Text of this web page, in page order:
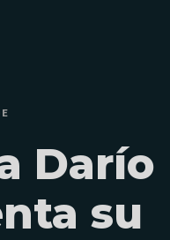
Darío
su